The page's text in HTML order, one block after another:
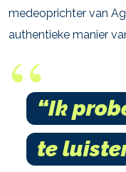
medeoprichter van
authentieke manier
“Ik
te